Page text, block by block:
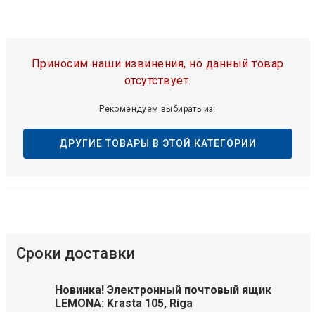
Приносим наши извинения, но данный товар
отсутствует.
Рекомендуем выбирать из:
ДРУГИЕ ТОВАРЫ В ЭТОЙ КАТЕГОРИИ
Сроки доставки
Новинка! Электронный почтовый ящик
LEMONA: Krasta 105, Riga